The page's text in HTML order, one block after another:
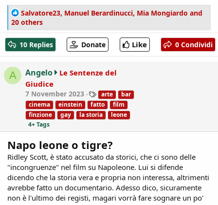
R
e
a
c
t
i
n
Salvatore23, Manuel Berardinucci, Mia Mongiardo and
20 others
10 Replies Donate Like 0 Condividi
A Angelo
Le Sentenze del
Giudice
7 November 2023
T
a
g
s
arte
bar
cinema
einstein fatto
film
finzione
gay la storia
leone
4+ Tags
Napo leone o tigre?
Ridley Scott, è stato accusato da storici, che ci sono delle
"incongruenze" nel film su Napoleone. Lui si difende
dicendo che la storia vera e propria non interessa, altrimenti
avrebbe fatto un documentario. Adesso dico, sicuramente
non è l'ultimo dei registi, magari vorrà fare sognare un po'